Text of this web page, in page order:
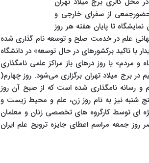
حضورجمعی از سفرای خارجی و
تا پایان هفته هر روز
روز جهانی علم در خدمت صلح و توسعه نام گذاری شده
تاکید برکشورهای در حال توسعه» در دانشگاه
مردم» یا روز درهای باز مراکز علمی نامگذاری
برج میلاد تهران برگزاری می‌شود. روز چهارم(
و رسانه نامگذاری شده است که از صبح آن روز
شنبه نیز به نام روز زن، علم و محیط زیست و
ای توسط کارگروه های تخصصی زنان و معلمان
روز جمعه مراسم اعطای جایزه ترویج علم ایران